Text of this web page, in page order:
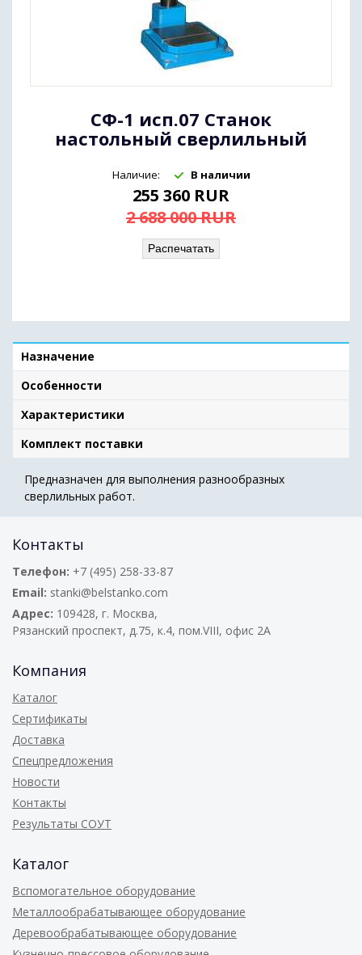
СФ-1 исп.07 Станок
настольный сверлильный
Наличие: В наличии
255 360 RUR
2 688 000RUR
Распечатать
Назначение
Особенности
Характеристики
Комплект поставки
Предназначен для выполнения разнообразных
сверлильных работ.
Контакты
Телефон: +7 (495) 258-33-87
Email: stanki@belstanko.com
Адрес: 109428, г. Москва,
Рязанский проспект, д.75, к.4, пом.VIII, офис 2А
Компания
Каталог
Сертификаты
Доставка
Спецпредложения
Новости
Контакты
Результаты СОУТ
Каталог
Вспомогательное оборудование
Металлообрабатывающее оборудование
Деревообрабатывающее оборудование